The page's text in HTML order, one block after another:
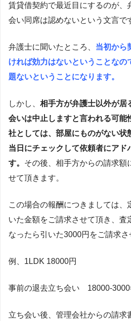
賃貸借契約で最近目にするのが、
会い同席は認めないという文言で
弁護士に聞いたところ、 当初から
ければ効力はないということなの
題ないということになります。
しかし、 相手方が弁護士以外が居
会いは中止しますと言われる可能
社としては、部屋にものがない状
当日にチェックして依頼者にアド
す。 その後、相手方からの請求額
せて頂きます。
この場合の報酬につきましては、
いた金額をご請求させて頂き、査
なったら引いた3000円をご請求さ
例、1LDK 18000円
事前の退去立ち会い 18000-
立ち会い後、管理会社からの請求